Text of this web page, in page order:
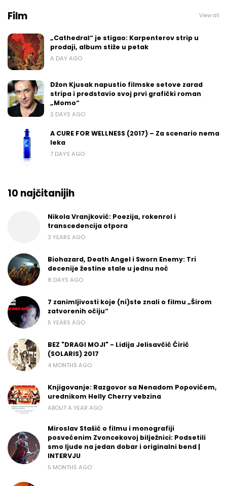
Film View all
„Cathedral“ je stigao: Karpenterov strip u
prodaji, album stiže u petak
A DAY AGO
Džon Kjusak napustio filmske setove zarad
stripa i predstavio svoj prvi grafički roman
„Momo“
2 DAYS AGO
A CURE FOR WELLNESS (2017) – Za scenario nema
leka
7 DAYS AGO
10 najčitanijih
Nikola Vranjković: Poezija, rokenrol i
transcedencija otpora
3 YEARS AGO
Biohazard, Death Angel i Sworn Enemy: Tri
decenije žestine stale u jednu noć
8 DAYS AGO
7 zanimljivosti koje (ni)ste znali o filmu „Širom
zatvorenih očiju“
5 YEARS AGO
BEZ "DRAGI MOJI" - Lidija Jelisavčić Ćirić
(SOLARIS) 2017
4 MONTHS AGO
Knjigovanje: Razgovor sa Nenadom Popovićem,
urednikom Helly Cherry vebzina
ABOUT A YEAR AGO
Miroslav Stašić o filmu i monografiji
posvećenim Zvoncekovoj bilježnici: Podsetili
smo ljude na jedan dobar i originalni bend |
INTERVJU
5 MONTHS AGO